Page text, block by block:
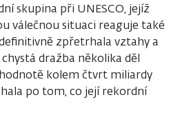
skupina při UNESCO, jejíž
válečnou situaci reaguje také
zpřetrhala vztahy a
dražba několika děl
kolem čtvrt miliardy
po tom, co její rekordní